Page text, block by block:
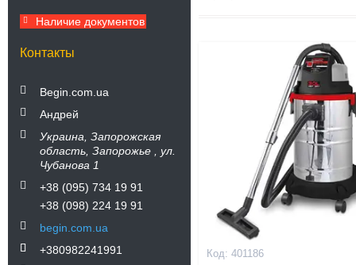
Наличие документов
Контакты
Begin.com.ua
Андрей
Украина Запорожская
область Запорожье
ул.
Чубанова 1
+38 (095) 734 19 91
+38 (098) 224 19 91
begin.com.ua
+380982241991
401186